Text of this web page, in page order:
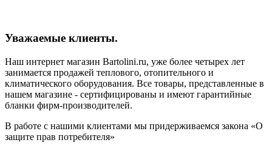
Уважаемые клиенты.
Наш интернет магазин Bartolini.ru, уже более четырех лет
занимается продажей теплового, отопительного и
климатического оборудования. Все товары, представленные в
нашем магазине - сертифицированы и имеют гарантийные
бланки фирм-производителей.
В работе с нашими клиентами мы придерживаемся закона «О
защите прав потребителя»